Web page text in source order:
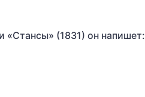
«Стансы» (1831) он напишет: